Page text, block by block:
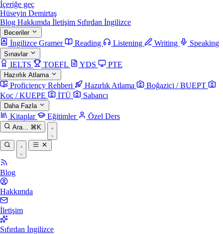
İçeriğe geç
Hüseyin Demirtaş
Blog Hakkımda İletişim Sıfırdan İngilizce
Beceriler
İngilizce Gramer Reading Listening Writing Speaking
Sınavlar
IELTS TOEFL YDS PTE
Hazırlık Atlama
Proficiency Rehberi Hazırlık Atlama
Boğaziçi / BUEPT
Koç / KUEPE
İTÜ Sabancı
Daha Fazla
Kitaplar Eğitimler Özel Ders
Ara... ⌘K
Blog
Hakkımda
İletişim
Sıfırdan İngilizce